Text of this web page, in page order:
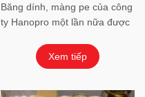
Băng dính, màng pe của công
ty Hanopro một lần nữa được
Quốc tế. Lần này là Nhật
Bản,một ...
Xem tiếp